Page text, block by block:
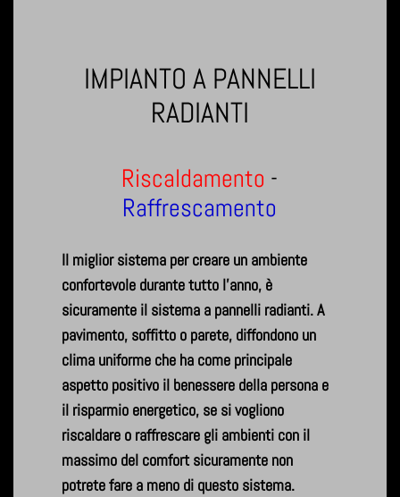
IMPIANTO A PANNELLI
RADIANTI
Riscaldamento -
Raffrescamento
Il miglior sistema per creare un ambiente
confortevole durante tutto l'anno, è
sicuramente il sistema a pannelli radianti. A
pavimento, soffitto o parete, diffondono un
clima uniforme che ha come principale
aspetto positivo il benessere della persona e
il risparmio energetico, se si vogliono
riscaldare o raffrescare gli ambienti con il
massimo del comfort sicuramente non
potrete fare a meno di questo sistema.